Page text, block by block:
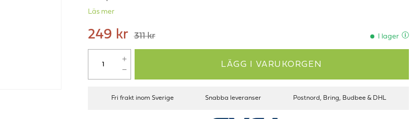
Läs mer
249 kr 311 kr I lager
LÄGG I VARUKORGEN
Fri frakt inom Sverige Snabba leveranser Postnord, Bring, Budbee & DHL